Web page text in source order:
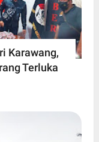
Karawang,
Terluka